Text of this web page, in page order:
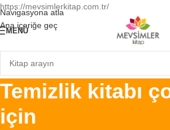
https://mevsimlerkitap.com.tr/
Navigasyona atla
Ana içeriğe geç
MENÜ
Temizlik kitabı
için